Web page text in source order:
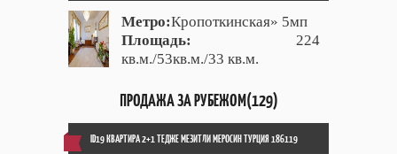
Метро:Кропоткинская» 5мп
Площадь:
224
кв.м./53кв.м./33 кв.м.
ПРОДАЖА ЗА РУБЕЖОМ(129)
ID19 КВАРТИРА 2+1 ТЕДЖЕ МЕЗИТЛИ МЕРОСИН ТУРЦИЯ 186119